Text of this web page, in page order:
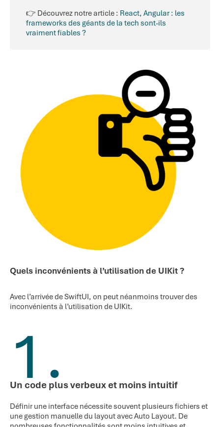
👉 Découvrez notre article : React, Angular : les
frameworks des géants de la tech sont-ils
vraiment fiables ?
Quels inconvénients à l’utilisation de UIKit ?
Avec l’arrivée de SwiftUI, on peut néanmoins trouver des
inconvénients à l’utilisation de UIKit.
1.
Un code plus verbeux et moins intuitif
Définir une interface nécessite souvent plusieurs fichiers et
une gestion manuelle du layout avec Auto Layout. De